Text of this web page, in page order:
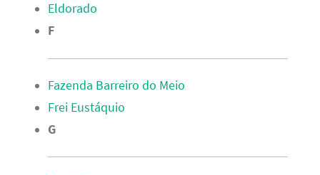
Eldorado
F
Fazenda Barreiro do Meio
Frei Eustáquio
G